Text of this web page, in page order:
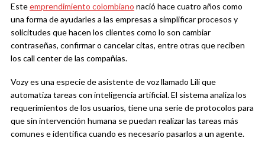
Esteemprendimiento colombiano nació hace cuatro años como
una forma de ayudarles a las empresas a simplificar procesos y
solicitudes que hacen los clientes como lo son cambiar
contraseñas, confirmar o cancelar citas, entre otras que reciben
los call center de las compañias.
Vozy es una especie de asistente de voz llamado Lili que
automatiza tareas con inteligencia artificial. El sistema analiza los
requerimientos de los usuarios, tiene una serie de protocolos para
que sin intervención humana se puedan realizar las tareas más
comunes e identifica cuando es necesario pasarlos a un agente.